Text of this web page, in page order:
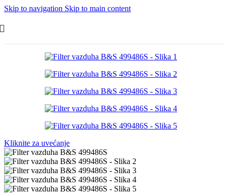
Skip to navigation Skip to main content
Kliknite za uvećanje